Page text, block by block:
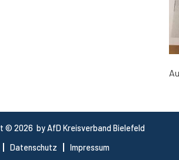
© 2026 by AfD Kreisverband Bielefeld
Datenschutz Impressum